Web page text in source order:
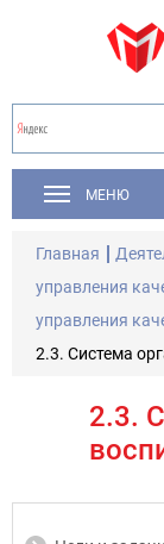
МЕНЮ
Главная
управления
управления
2.3. Система
2.3.